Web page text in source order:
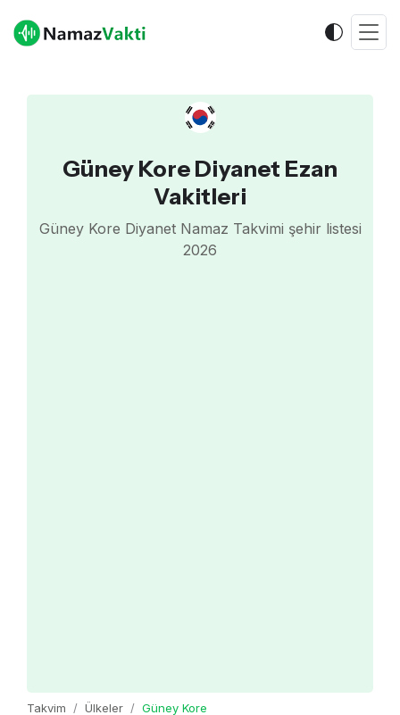
Güney Kore Diyanet Ezan
Vakitleri
Güney Kore Diyanet Namaz Takvimi şehir listesi
2026
Takvim Ülkeler Güney Kore